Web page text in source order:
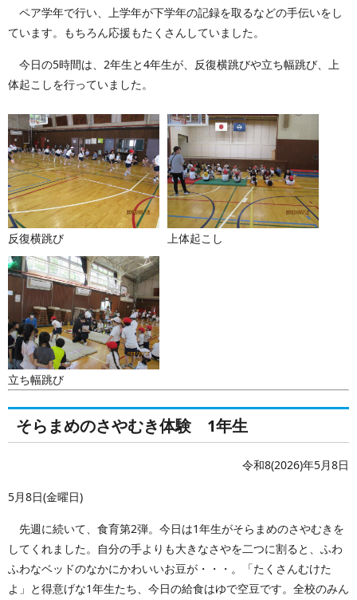
ペア学年で行い、上学年が下学年の記録を取るなどの手伝いをし
ています。もちろん応援もたくさんしていました。
今日の5時間は、2年生と4年生が、反復横跳びや立ち幅跳び、上
体起こしを行っていました。
反復横跳び 上体起こし
立ち幅跳び
そらまめのさやむき体験 1年生
令和8(2026)年5月8日
5月8日(金曜日)
先週に続いて、食育第2弾。今日は1年生がそらまめのさやむきを
してくれました。自分の手よりも大きなさやを二つに割ると、ふわ
ふわなベッドのなかにかわいいお豆が・・・。「たくさんむけた
よ」と得意げな1年生たち、今日の給食はゆで空豆です。全校のみん